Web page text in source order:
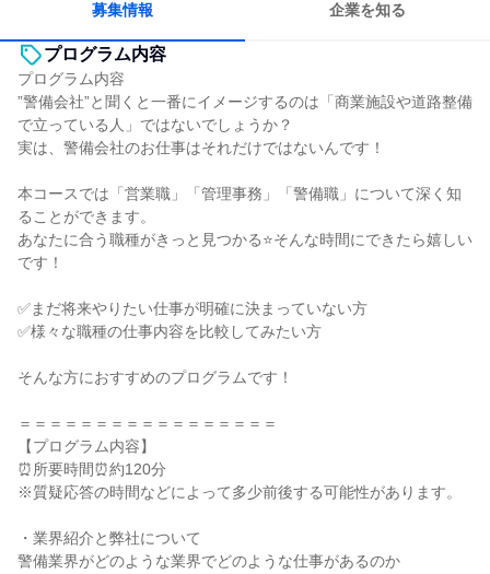
募集情報 企業を知る
プログラム内容
プログラム内容
”警備会社”と聞くと一番にイメージするのは「商業施設や道路整備
で立っている人」ではないでしょうか？
実は、警備会社のお仕事はそれだけではないんです！
本コースでは「営業職」「管理事務」「警備職」について深く知
ることができます。
あなたに合う職種がきっと見つかる⭐そんな時間にできたら嬉しい
です！
✅まだ将来やりたい仕事が明確に決まっていない方
✅様々な職種の仕事内容を比較してみたい方
そんな方におすすめのプログラムです！
＝＝＝＝＝＝＝＝＝＝＝＝＝＝＝＝＝
【プログラム内容】
⏰所要時間⏰約120分
※質疑応答の時間などによって多少前後する可能性があります。
・業界紹介と弊社について
警備業界がどのような業界でどのような仕事があるのか